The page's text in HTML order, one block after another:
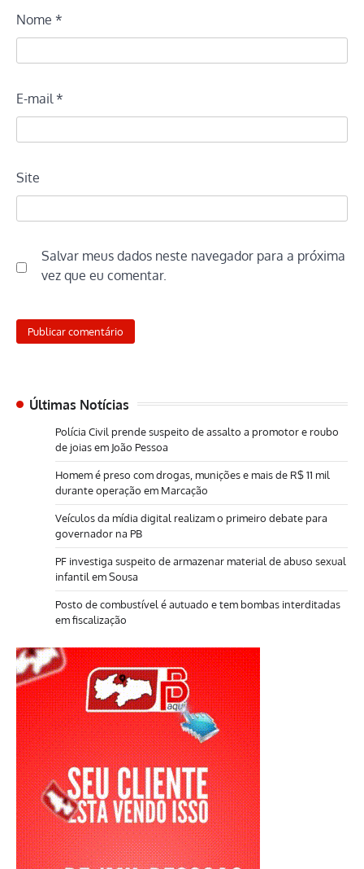
Nome *
E-mail*
Site
Salvar meus dados neste navegador para a próxima
vez que eu comentar.
Últimas Notícias
Polícia Civil prende suspeito de assalto a promotor e roubo
de joias em João Pessoa
Homem é preso com drogas, munições e mais de R$ 11 mil
durante operação em Marcação
Veículos da mídia digital realizam o primeiro debate para
governador na PB
PF investiga suspeito de armazenar material de abuso sexual
infantil em Sousa
Posto de combustível é autuado e tem bombas interditadas
em fiscalização